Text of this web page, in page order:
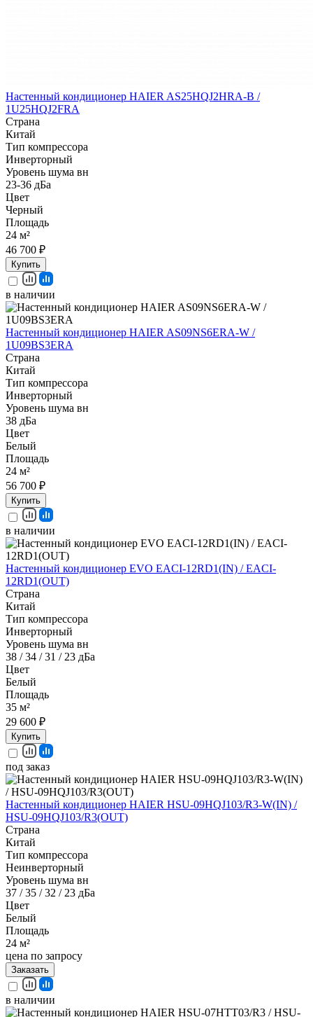
Настенный кондиционер HAIER AS25HQJ2HRA-B /
1U25HQJ2FRA
Страна
Китай
Тип компрессора
Инверторный
Уровень шума вн
23-36 дБа
Цвет
Черный
Площадь
24 м²
46 700 ₽
Купить
в наличии
Настенный кондиционер HAIER AS09NS6ERA-W /
1U09BS3ERA
Страна
Китай
Тип компрессора
Инверторный
Уровень шума вн
38 дБа
Цвет
Белый
Площадь
24 м²
56 700 ₽
Купить
в наличии
Настенный кондиционер EVO EACI-12RD1(IN) / EACI-
12RD1(OUT)
Страна
Китай
Тип компрессора
Инверторный
Уровень шума вн
38 / 34 / 31 / 23 дБа
Цвет
Белый
Площадь
35 м²
29 600 ₽
Купить
под заказ
Настенный кондиционер HAIER HSU-09HQJ103/R3-W(IN) /
HSU-09HQJ103/R3(OUT)
Страна
Китай
Тип компрессора
Неинверторный
Уровень шума вн
37 / 35 / 32 / 23 дБа
Цвет
Белый
Площадь
24 м²
цена по запросу
Заказать
в наличии